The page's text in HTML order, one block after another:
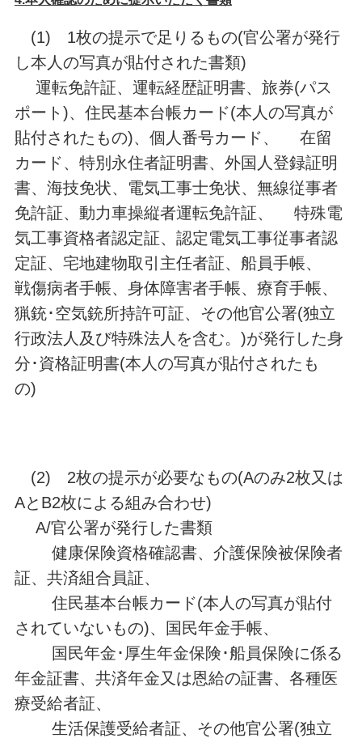
(1) 1枚の提示で足りるもの(官公署が発行
し本人の写真が貼付された書類)
運転免許証、運転経歴証明書、旅券(パス
ポート)、住民基本台帳カード(本人の写真が
貼付されたもの)、個人番号カード、 在留
カード、特別永住者証明書、外国人登録証明
書、海技免状、電気工事士免状、無線従事者
免許証、動力車操縦者運転免許証、 特殊電
気工事資格者認定証、認定電気工事従事者認
定証、宅地建物取引主任者証、船員手帳、
戦傷病者手帳、身体障害者手帳、療育手帳、
猟銃･空気銃所持許可証、その他官公署(独立
行政法人及び特殊法人を含む。)が発行した身
分･資格証明書(本人の写真が貼付されたも
の)
(2) 2枚の提示が必要なもの(Aのみ2枚又は
AとB2枚による組み合わせ)
A/官公署が発行した書類
健康保険資格確認書、介護保険被保険者
証、共済組合員証、
住民基本台帳カード(本人の写真が貼付
されていないもの)、国民年金手帳、
国民年金･厚生年金保険･船員保険に係る
年金証書、共済年金又は恩給の証書、各種医
療受給者証、
生活保護受給者証、その他官公署(独立